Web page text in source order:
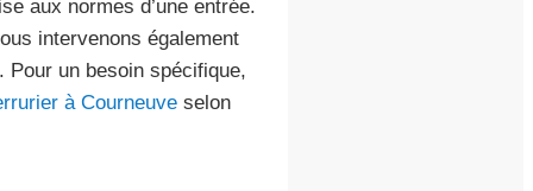
aux normes d’une entrée.
intervenons également
. Pour un besoin spécifique,
à Courneuveselon